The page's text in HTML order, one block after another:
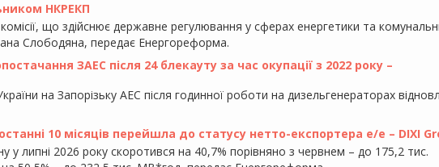
НКРЕКП
що здійснює державне регулювання у сферах енергетики та
Слободяна, передає Енергореформа.
ЗАЕС після 24 блекауту за час окупації з 2022 року –
на Запорізьку АЕС після годинної роботи на дизельгенераторах
10 місяців перейшла до статусу нетто-експортера е/е – DIXI
у липні 2026 року скоротився на 40,7% порівняно з червнем – до 175,2 тис.